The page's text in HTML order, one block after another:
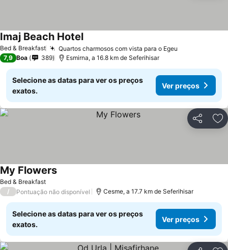
Bed & Breakfast Quartos charmosos com vista para o Egeu
Imaj Beach HotelVer preços
7,9 Boa 389 Esmirna, a 16.8 km de Seferihisar
Selecione as datas para ver os preços
exatos.
Ver preços
Partilhar
Bed & Breakfast
My FlowersVer preços
/ Pontuação não disponível Cesme, a 17.7 km de Seferihisar
Selecione as datas para ver os preços
exatos.
Ver preços